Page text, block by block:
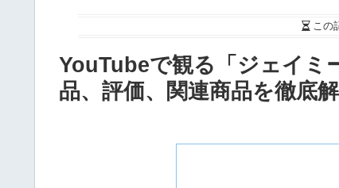
この
YouTubeで観る「ジェイミ
品、評価、関連商品を徹底